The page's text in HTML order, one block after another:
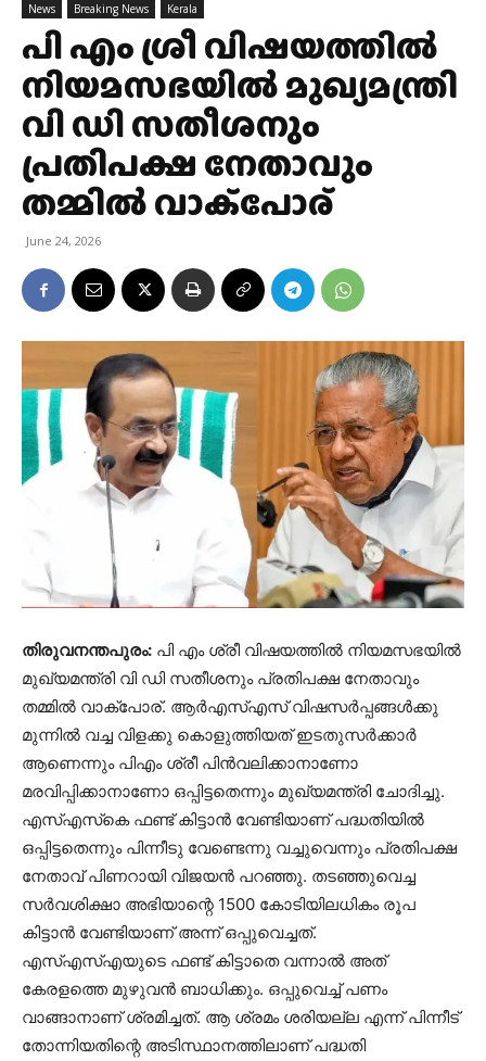
News Breaking News Kerala
പി എം ശ്രീ വിഷയത്തില്‍
നിയമസഭയില്‍ മുഖ്യമന്ത്രി
വി ഡി സതീശനും
പ്രതിപക്ഷ നേതാവും
തമ്മില്‍ വാക്‌പോര്
June 24, 2026
തിരുവനന്തപുരം: പി എം ശ്രീ വിഷയത്തില്‍ നിയമസഭയില്‍
മുഖ്യമന്ത്രി വി ഡി സതീശനും പ്രതിപക്ഷ നേതാവും
തമ്മില്‍ വാക്‌പോര്. ആര്‍എസ്എസ് വിഷസര്‍പ്പങ്ങള്‍ക്കു
മുന്നില്‍ വച്ച വിളക്കു കൊളുത്തിയത് ഇടതുസര്‍ക്കാര്‍
ആണെന്നും പിഎം ശ്രീ പിന്‍വലിക്കാനാണോ
മരവിപ്പിക്കാനാണോ ഒപ്പിട്ടതെന്നും മുഖ്യമന്ത്രി ചോദിച്ചു.
എസ്എസ്‌കെ ഫണ്ട് കിട്ടാന്‍ വേണ്ടിയാണ് പദ്ധതിയില്‍
ഒപ്പിട്ടതെന്നും പിന്നീടു വേണ്ടെന്നു വച്ചുവെന്നും പ്രതിപക്ഷ
നേതാവ് പിണറായി വിജയന്‍ പറഞ്ഞു. തടഞ്ഞുവെച്ച
സര്‍വശിക്ഷാ അഭിയാന്റെ 1500 കോടിയിലധികം രൂപ
കിട്ടാന്‍ വേണ്ടിയാണ് അന്ന് ഒപ്പുവെച്ചത്.
എസ്എസ്എയുടെ ഫണ്ട് കിട്ടാതെ വന്നാല്‍ അത്
കേരളത്തെ മുഴുവന്‍ ബാധിക്കും. ഒപ്പുവെച്ച് പണം
വാങ്ങാനാണ് ശ്രമിച്ചത്. ആ ശ്രമം ശരിയല്ല എന്ന് പിന്നീട്
തോന്നിയതിന്റെ അടിസ്ഥാനത്തിലാണ് പദ്ധതി